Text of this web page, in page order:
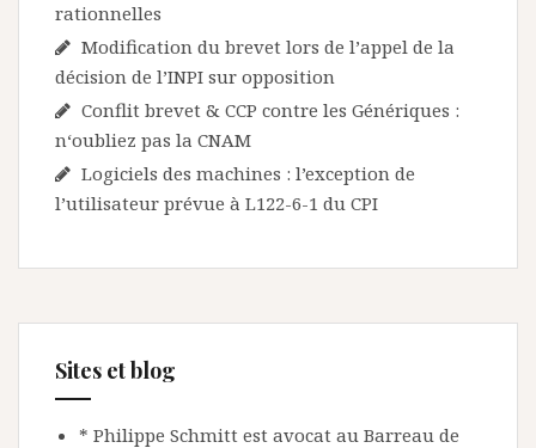
rationnelles
Modification du brevet lors de l’appel de la
décision de l’INPI sur opposition
Conflit brevet & CCP contre les Génériques :
n‘oubliez pas la CNAM
Logiciels des machines : l’exception de
l’utilisateur prévue à L122-6-1 du CPI
Sites et blog
* Philippe Schmitt est avocat au Barreau de